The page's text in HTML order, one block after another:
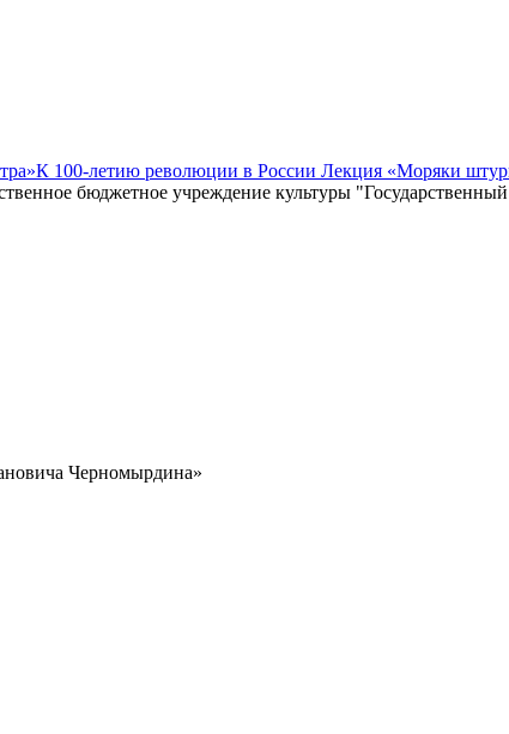
К 100-летию революции в России Лекция «Моряки
бюджетное учреждение культуры
Черномырдина»